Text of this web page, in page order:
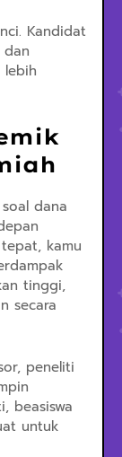
Kandidat
dana
kamu
tinggi,
secara
peneliti
beasiswa
untuk